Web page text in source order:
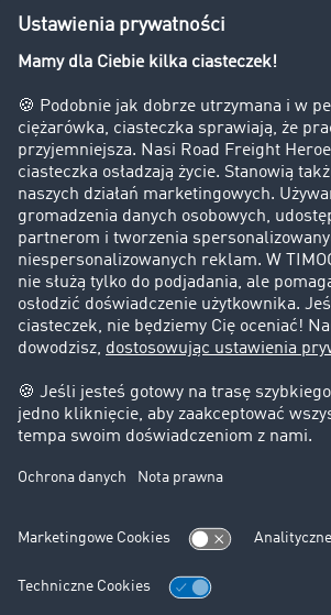
Bezpieczeństwo
Firma
Historie sukcesu
Klienci pozyskują nowych klientów
Informacje prawne
Impressum
OWU
Ochrona danych
Ustawienia plików cookies